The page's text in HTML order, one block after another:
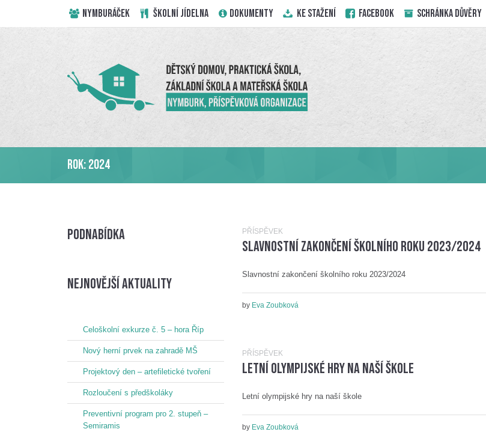
NYMBURÁČEK ŠKOLNÍ JÍDELNA DOKUMENTY KE STAŽENÍ Facebook Schránka důvěry
Rok:2024
PŘÍSPĚVEK
Slavnostní zakončení školního roku 2023/2024
Slavnostní zakončení školního roku 2023/2024
by Eva Zoubková
PŘÍSPĚVEK
Letní olympijské hry na naší škole
Letní olympijské hry na naší škole
by Eva Zoubková
Podnabídka
nejnovější aktuality
Celoškolní exkurze č. 5 – hora Říp
Nový herní prvek na zahradě MŠ
Projektový den – artefiletické tvoření
Rozloučení s předškoláky
Preventivní program pro 2. stupeň –
Semiramis